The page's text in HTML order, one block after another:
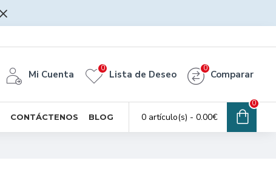
Mi Cuenta Lista de Deseo
0
Comparar
0
CONTÁCTENOS BLOG 0 artículo(s) - 0.00€
0